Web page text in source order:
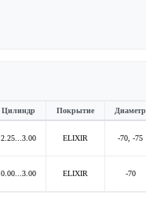
Цилиндр Покрытие Диаметр
2.25...3.00 ELIXIR -70, -75
0.00...3.00 ELIXIR -70